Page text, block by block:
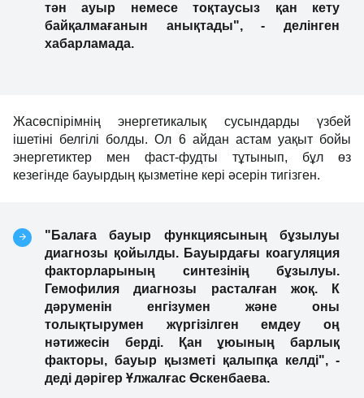
тән ауыр немесе тоқтаусыз қан кету
байқалмағанын анықтады", - делінген
хабарламада.
Жасөспірімнің энергетикалық сусындарды үзбей
ішетіні белгілі болды. Ол 6 айдан астам уақыт бойы
энергетиктер мен фаст-фудты тұтынып, бұл өз
кезегінде бауырдың қызметіне кері әсерін тигізген.
"Балаға бауыр функциясының бұзылуы
диагнозы қойылды. Бауырдағы коагуляция
факторларының синтезінің бұзылуы.
Гемофилия диагнозы расталған жоқ. К
дәруменін енгізумен және оны
толықтырумен жүргізілген емдеу оң
нәтижесін берді. Қан ұюының барлық
факторы, бауыр қызметі қалыпқа келді", -
деді дәрігер Ұлжалғас Өскенбаева.